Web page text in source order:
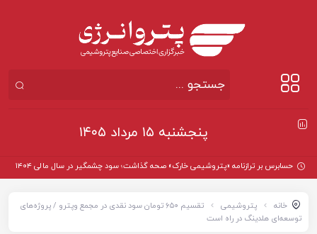
پنجشنبه ۱۵ مرداد ۱۴۰۵
حسابرس بر ترازنامه «پتروشیمی خارک» صحه گذاشت؛ سود چشمگیر در سال مالی ۱۴۰۴
خانه پتروشیمی
تقسیم ۶۵۰ تومان سود نقدی در مجمع وپترو / پروژه‌های
توسعه‌ای هلدینگ در راه است